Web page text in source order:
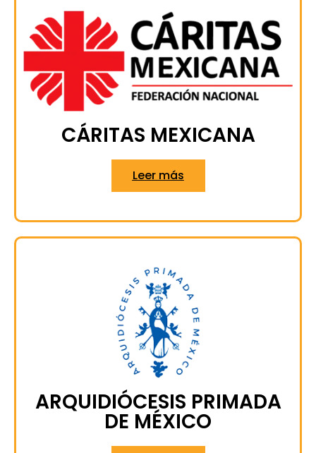
CÁRITAS MEXICANA
Leer más
ARQUIDIÓCESIS PRIMADA
DE MÉXICO